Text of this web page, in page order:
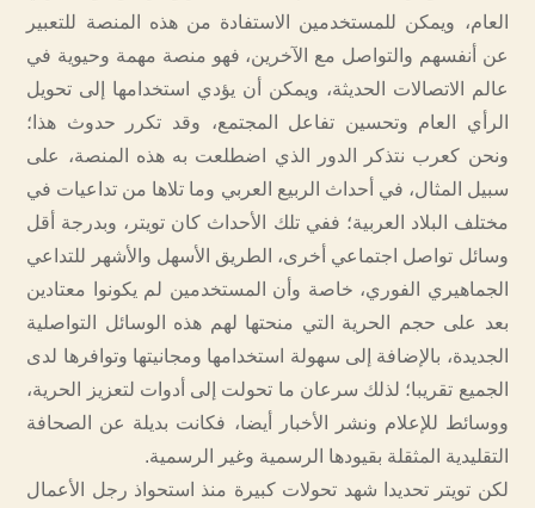
العام، ويمكن للمستخدمين الاستفادة من هذه المنصة للتعبير
عن أنفسهم والتواصل مع الآخرين، فهو منصة مهمة وحيوية في
عالم الاتصالات الحديثة، ويمكن أن يؤدي استخدامها إلى تحويل
الرأي العام وتحسين تفاعل المجتمع، وقد تكرر حدوث هذا؛
ونحن كعرب نتذكر الدور الذي اضطلعت به هذه المنصة، على
سبيل المثال، في أحداث الربيع العربي وما تلاها من تداعيات في
مختلف البلاد العربية؛ ففي تلك الأحداث كان تويتر، وبدرجة أقل
وسائل تواصل اجتماعي أخرى، الطريق الأسهل والأشهر للتداعي
الجماهيري الفوري، خاصة وأن المستخدمين لم يكونوا معتادين
بعد على حجم الحرية التي منحتها لهم هذه الوسائل التواصلية
الجديدة، بالإضافة إلى سهولة استخدامها ومجانيتها وتوافرها لدى
الجميع تقريبا؛ لذلك سرعان ما تحولت إلى أدوات لتعزيز الحرية،
ووسائط للإعلام ونشر الأخبار أيضا، فكانت بديلة عن الصحافة
التقليدية المثقلة بقيودها الرسمية وغير الرسمية.
لكن تويتر تحديدا شهد تحولات كبيرة منذ استحواذ رجل الأعمال